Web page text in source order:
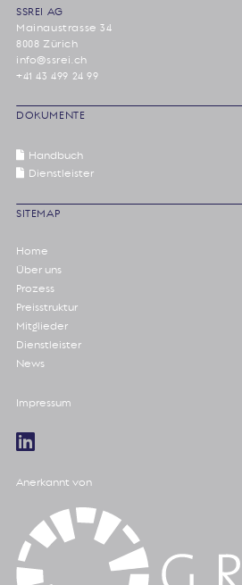
SSREI AG
Mainaustrasse 34
8008 Zürich
info@ssrei.ch
+41 43 499 24 99
DOKUMENTE
Handbuch
Dienstleister
SITEMAP
Home
Über uns
Prozess
Preisstruktur
Mitglieder
Dienstleister
News
Impressum
Anerkannt von